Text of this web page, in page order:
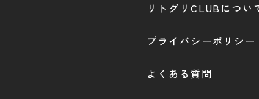
リトグリCLUBについ
プライバシーポリシー
よくある質問